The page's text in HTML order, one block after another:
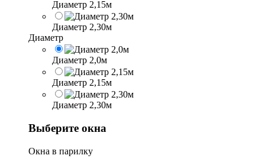
Диаметр 2,15м
Диаметр 2,30м
Диаметр
Диаметр 2,0м
Диаметр 2,15м
Диаметр 2,30м
Выберите окна
Окна в парилку